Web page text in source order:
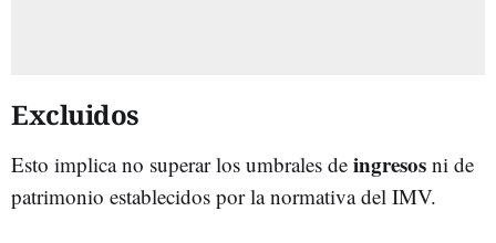
Excluidos
Esto implica no superar los umbrales de ingresos ni de
patrimonio establecidos por la normativa del IMV.